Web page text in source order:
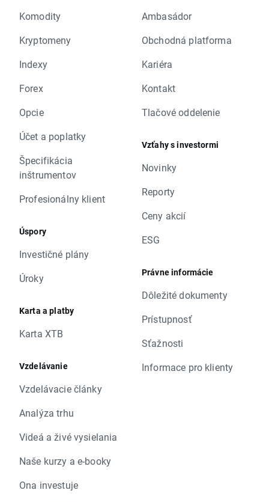
Komodity
Kryptomeny
Indexy
Forex
Opcie
Účet a poplatky
Špecifikácia
inštrumentov
Profesionálny klient
Úspory
Investičné plány
Úroky
Karta a platby
Karta XTB
Vzdelávanie
Vzdelávacie články
Analýza trhu
Videá a živé vysielania
Naše kurzy a e-booky
Ona investuje
Ambasádor
Obchodná platforma
Kariéra
Kontakt
Tlačové oddelenie
Vzťahy s investormi
Novinky
Reporty
Ceny akcií
ESG
Právne informácie
Dôležité dokumenty
Prístupnosť
Sťažnosti
Informace pro klienty